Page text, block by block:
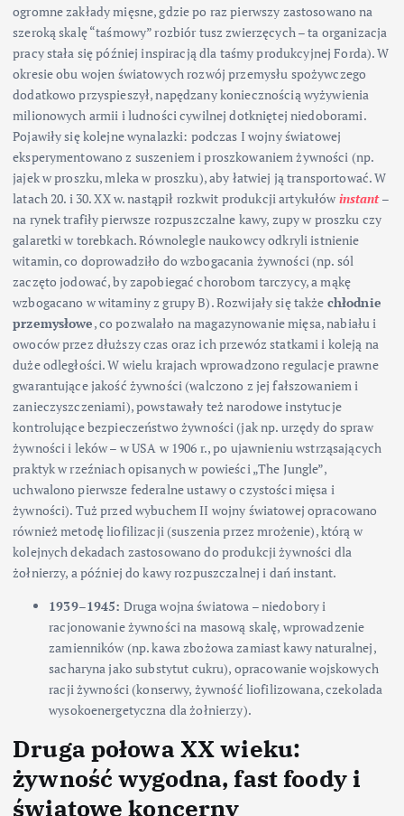
ogromne zakłady mięsne, gdzie po raz pierwszy zastosowano na
szeroką skalę “taśmowy” rozbiór tusz zwierzęcych – ta organizacja
pracy stała się później inspiracją dla taśmy produkcyjnej Forda). W
okresie obu wojen światowych rozwój przemysłu spożywczego
dodatkowo przyspieszył, napędzany koniecznością wyżywienia
milionowych armii i ludności cywilnej dotkniętej niedoborami.
Pojawiły się kolejne wynalazki: podczas I wojny światowej
eksperymentowano z suszeniem i proszkowaniem żywności (np.
jajek w proszku, mleka w proszku), aby łatwiej ją transportować. W
latach 20. i 30. XX w. nastąpił rozkwit produkcji artykułów instant–
na rynek trafiły pierwsze rozpuszczalne kawy, zupy w proszku czy
galaretki w torebkach. Równolegle naukowcy odkryli istnienie
witamin, co doprowadziło do wzbogacania żywności (np. sól
zaczęto jodować, by zapobiegać chorobom tarczycy, a mąkę
wzbogacano w witaminy z grupy B). Rozwijały się także chłodnie
przemysłowe, co pozwalało na magazynowanie mięsa, nabiału i
owoców przez dłuższy czas oraz ich przewóz statkami i koleją na
duże odległości. W wielu krajach wprowadzono regulacje prawne
gwarantujące jakość żywności (walczono z jej fałszowaniem i
zanieczyszczeniami), powstawały też narodowe instytucje
kontrolujące bezpieczeństwo żywności (jak np. urzędy do spraw
żywności i leków – w USA w 1906 r., po ujawnieniu wstrząsających
praktyk w rzeźniach opisanych w powieści „The Jungle”,
uchwalono pierwsze federalne ustawy o czystości mięsa i
żywności). Tuż przed wybuchem II wojny światowej opracowano
również metodę liofilizacji (suszenia przez mrożenie), którą w
kolejnych dekadach zastosowano do produkcji żywności dla
żołnierzy, a później do kawy rozpuszczalnej i dań instant.
1939–1945: Druga wojna światowa – niedobory i
racjonowanie żywności na masową skalę, wprowadzenie
zamienników (np. kawa zbożowa zamiast kawy naturalnej,
sacharyna jako substytut cukru), opracowanie wojskowych
racji żywności (konserwy, żywność liofilizowana, czekolada
wysokoenergetyczna dla żołnierzy).
Druga połowa XX wieku:
żywność wygodna, fast foody i
światowe koncerny